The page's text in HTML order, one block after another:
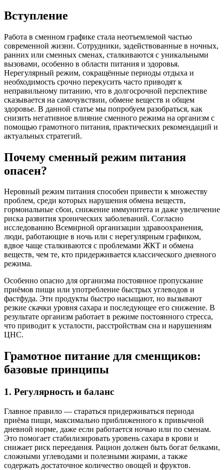
Вступление
Работа в сменном графике стала неотъемлемой частью
современной жизни. Сотрудники, задействованные в ночных,
ранних или сменных сменах, сталкиваются с уникальными
вызовами, особенно в области питания и здоровья.
Нерегулярный режим, сокращённые периоды отдыха и
необходимость срочно перекусить часто приводят к
неправильному питанию, что в долгосрочной перспективе
сказывается на самочувствии, обмене веществ и общем
здоровье. В данной статье мы попробуем разобраться, как
снизить негативное влияние сменного режима на организм с
помощью грамотного питания, практических рекомендаций и
актуальных стратегий.
Почему сменный режим питания
опасен?
Неровный режим питания способен привести к множеству
проблем, среди которых нарушения обмена веществ,
гормональные сбои, снижение иммунитета и даже увеличение
риска развития хронических заболеваний. Согласно
исследованию Всемирной организации здравоохранения,
люди, работающие в ночь или с нерегулярным графиком,
вдвое чаще сталкиваются с проблемами ЖКТ и обмена
веществ, чем те, кто придерживается классического дневного
режима.
Особенно опасно для организма постоянное пропускание
приёмов пищи или употребление быстрых углеводов и
фастфуда. Эти продукты быстро насыщают, но вызывают
резкие скачки уровня сахара и последующее его снижение. В
результате организм работает в режиме постоянного стресса,
что приводит к усталости, расстройствам сна и нарушениям
ЦНС.
Грамотное питание для сменщиков:
базовые принципы
1. Регулярность и баланс
Главное правило — стараться придерживаться периода
приёма пищи, максимально приближенного к привычной
дневной норме, даже если работается ночью или по сменам.
Это помогает стабилизировать уровень сахара в крови и
снижает риск переедания. Рацион должен быть богат белками,
сложными углеводами и полезными жирами, а также
содержать достаточное количество овощей и фруктов.